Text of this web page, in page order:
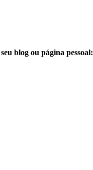
blog ou página pessoal: